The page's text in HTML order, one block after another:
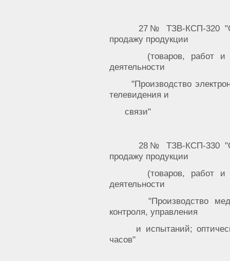
27№ ТЗВ-КСП-320
продажу продукции
(товаров, работ
деятельности
"Производство
телевидения и
связи"
28№ ТЗВ-КСП-330
продажу продукции
(товаров, работ
деятельности
"Производство
контроля, управления
и испытаний;
часов"